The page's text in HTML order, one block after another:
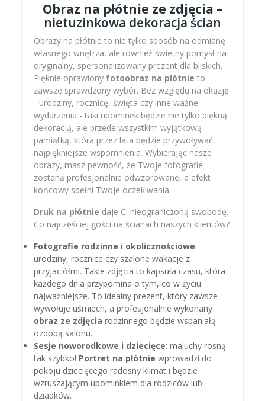
Obraz na płótnie ze zdjęcia –
nietuzinkowa dekoracja ścian
Obrazy na płótnie to nie tylko sposób na odmianę
własnego wnętrza, ale również świetny pomysł na
oryginalny, spersonalizowany prezent dla bliskich.
Pięknie oprawiony fotoobraz na płótnie to
zawsze sprawdzony wybór. Bez względu na okazję
- urodziny, rocznicę, święta czy inne ważne
wydarzenia - taki upominek będzie nie tylko piękną
dekoracją, ale przede wszystkim wyjątkową
pamiątką, która przez lata będzie przywoływać
najpiękniejsze wspomnienia. Wybierając nasze
obrazy, masz pewność, że Twoje fotografie
zostaną profesjonalnie odwzorowane, a efekt
końcowy spełni Twoje oczekiwania.
Druk na płótnie daje Ci nieograniczoną swobodę.
Co najczęściej gości na ścianach naszych klientów?
Fotografie rodzinne i okolicznościowe:
urodziny, rocznice czy szalone wakacje z
przyjaciółmi. Takie zdjęcia to kapsuła czasu, która
każdego dnia przypomina o tym, co w życiu
najważniejsze. To idealny prezent, który zawsze
wywołuje uśmiech, a profesjonalnie wykonany
obraz ze zdjęcia rodzinnego będzie wspaniałą
ozdobą salonu.
Sesje noworodkowe i dziecięce: maluchy rosną
tak szybko! Portret na płótnie wprowadzi do
pokoju dziecięcego radosny klimat i będzie
wzruszającym upominkiem dla rodziców lub
dziadków.